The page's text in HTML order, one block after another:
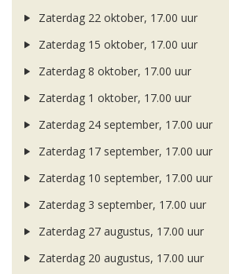
Zaterdag 22 oktober, 17.00 uur
Zaterdag 15 oktober, 17.00 uur
Zaterdag 8 oktober, 17.00 uur
Zaterdag 1 oktober, 17.00 uur
Zaterdag 24 september, 17.00 uur
Zaterdag 17 september, 17.00 uur
Zaterdag 10 september, 17.00 uur
Zaterdag 3 september, 17.00 uur
Zaterdag 27 augustus, 17.00 uur
Zaterdag 20 augustus, 17.00 uur